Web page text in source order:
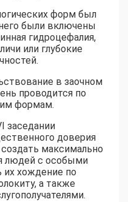
форм был
были включены
гидроцефалия,
или глубокие
в заочном
проводится по
формам.
заседании
доверия
создать максимально
людей с особыми
их хождение по
а также